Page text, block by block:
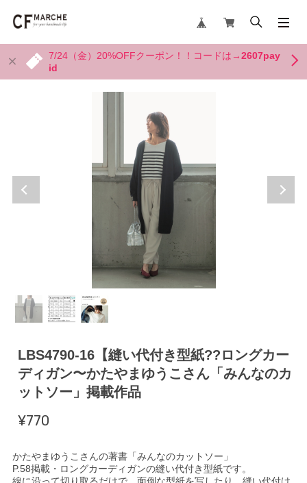
7/24（金）20%OFFクーポン！！コードは→2607pay
id
LBS4790-16【縫い代付き型紙??ロングカー
ディガン〜かたやまゆうこさん「みんなのカ
ットソー」掲載作品
¥770
かたやまゆうこさんの著書「みんなのカットソー」
P.58掲載・ロングカーディガンの縫い代付き型紙です。
線に沿って切り取るだけで、面倒な型紙を写したり、縫い代付け